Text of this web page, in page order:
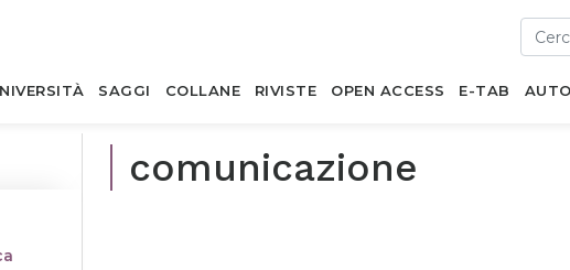
SAGGI COLLANE RIVISTE OPEN ACCESS E-TAB
comunicazione